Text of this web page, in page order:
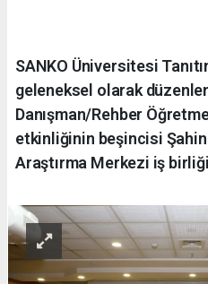
SANKO Üniversitesi
geleneksel olarak
Danışman/Rehber
etkinliğinin beşincisi
Araştırma Merkezi iş